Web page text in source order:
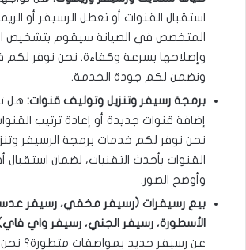
استقبال القنوات أو تعطل الرسيفر أو
المتخصص في الصيانة سيقوم بتشخيص
وإصلاحها بسرعة وكفاءة. نحن نوفر لكم
ونضمن لكم جودة الخدمة.
برمجة رسيفر وتنزيل وتوليف قنوات: هل
إضافة قنوات جديدة أو إعادة ترتيب
نحن نوفر لكم خدمات برمجة الرسيفر
القنوات بأحدث التقنيات، لضمان استقبال
وأوضح الصور.
بيع رسيفرات (رسيفر مخفي، رسيفر
الأسطورة، رسيفر الجني، رسيفر واي
عن رسيفر جديد بمواصفات متطورة؟ نحن